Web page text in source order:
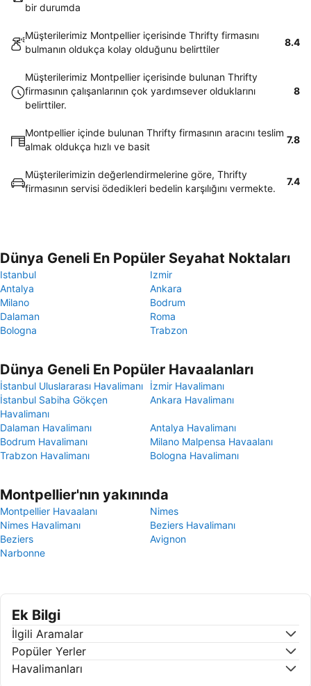
bir durumda
Müşterilerimiz Montpellier içerisinde Thrifty firmasını
bulmanın oldukça kolay olduğunu belirttiler
8.4
Müşterilerimiz Montpellier içerisinde bulunan Thrifty
firmasının çalışanlarının çok yardımsever olduklarını
belirttiler.
8
Montpellier içinde bulunan Thrifty firmasının aracını teslim
almak oldukça hızlı ve basit
7.8
Müşterilerimizin değerlendirmelerine göre, Thrifty
firmasının servisi ödedikleri bedelin karşılığını vermekte.
7.4
Dünya Geneli En Popüler Seyahat Noktaları
Istanbul
Izmir
Antalya
Ankara
Milano
Bodrum
Dalaman
Roma
Bologna
Trabzon
Dünya Geneli En Popüler Havaalanları
İstanbul Uluslararası Havalimanı
İzmir Havalimanı
İstanbul Sabiha Gökçen
Havalimanı
Ankara Havalimanı
Dalaman Havalimanı
Antalya Havalimanı
Bodrum Havalimanı
Milano Malpensa Havaalanı
Trabzon Havalimanı
Bologna Havalimanı
Montpellier'nın yakınında
Montpellier Havaalanı
Nimes
Nimes Havalimanı
Beziers Havalimanı
Beziers
Avignon
Narbonne
Ek Bilgi
İlgili Aramalar
Popüler Yerler
Havalimanları